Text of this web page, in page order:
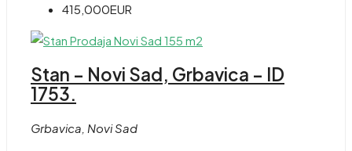
415,000EUR
Stan – Novi Sad, Grbavica – ID
1753.
Grbavica, Novi Sad